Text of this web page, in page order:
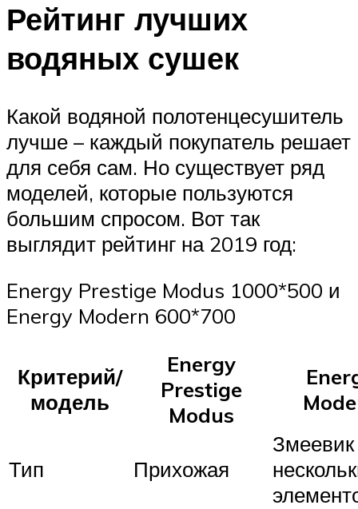
Рейтинг лучших
водяных сушек
Какой водяной полотенцесушитель
лучше – каждый покупатель решает
для себя сам. Но существует ряд
моделей, которые пользуются
большим спросом. Вот так
выглядит рейтинг на 2019 год:
Energy Prestige Modus 1000*500 и
Energy Modern 600*700
Критерий/
модель
Energy
Prestige
Modus
Тип Прихожая
Змеевик